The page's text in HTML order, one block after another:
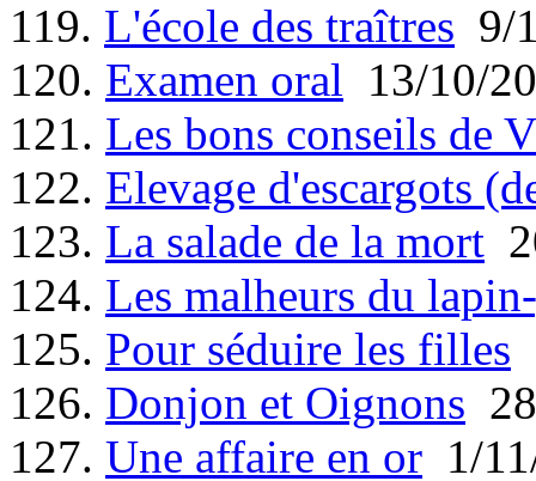
119. L'école des traîtres 9/
120. Examen oral 13/10/
121. Les bons conseils de
122. Elevage d'escargots
123. La salade de la mort
124. Les malheurs du
125. Pour séduire les filles
126. Donjon et Oignons
127. Une affaire en or 1/